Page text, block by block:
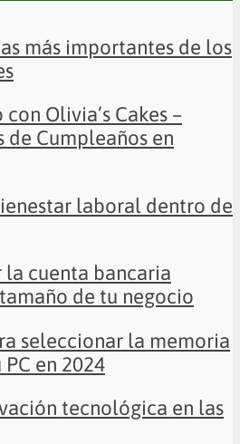
más importantes de los
Olivia’s Cakes –
de Cumpleaños en
laboral dentro de
la cuenta bancaria
de tu negocio
seleccionar la memoria
en 2024
tecnológica en las